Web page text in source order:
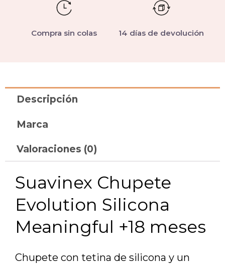
Compra sin colas 14 días de devolución
Descripción
Marca
Valoraciones (0)
Suavinex Chupete
Evolution Silicona
Meaningful +18 meses
Chupete con tetina de silicona y un